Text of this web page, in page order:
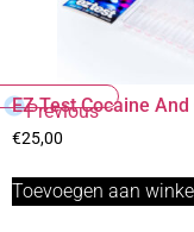
Previous
EZ Test Cocaine
€25,00
Toevoegen aan